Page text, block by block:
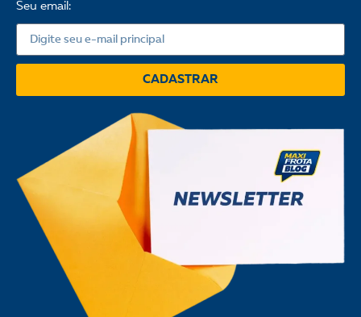
Seu email:
CADASTRAR